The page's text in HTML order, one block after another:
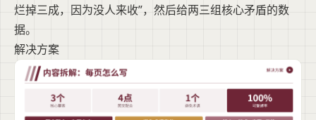
烂掉三成，因为没人来收”，然后给两三组核心矛盾的数
据。
解决方案